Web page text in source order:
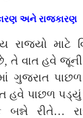
અને રાજકારણ
રાજ્યો માટે
તે વાત હવે
ગુજરાત
હવે પાછળ
રીતે…